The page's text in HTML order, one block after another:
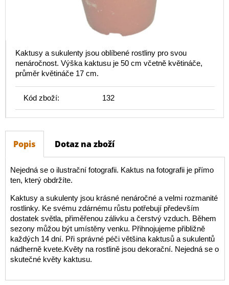
Kaktusy a sukulenty jsou oblíbené rostliny pro svou
nenáročnost. Výška kaktusu je 50 cm včetně květináče,
průměr květináče 17 cm.
Kód zboží: 132
Popis Dotaz na zboží
Nejedná se o ilustrační fotografii. Kaktus na fotografii je přímo
ten, který obdržíte.
Kaktusy a sukulenty jsou krásné nenáročné a velmi rozmanité
rostlinky. Ke svému zdárnému růstu potřebují především
dostatek světla, přiměřenou zálivku a čerstvý vzduch. Během
sezony můžou být umístěny venku. Přihnojujeme přibližně
každých 14 dní. Při správné péči většina kaktusů a sukulentů
nádherně kvete.Květy na rostlině jsou dekorační. Nejedná se o
skutečné květy kaktusu.